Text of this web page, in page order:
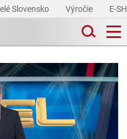
Slovensko Výročie E-